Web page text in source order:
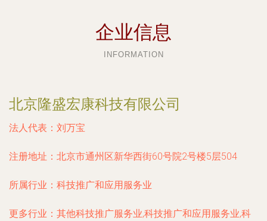
企业信息
INFORMATION
北京隆盛宏康科技有限公司
法人代表： 刘万宝
注册地址： 北京市通州区新华西街60号院2号楼5层504
所属行业： 科技推广和应用服务业
更多行业： 其他科技推广服务业,科技推广和应用服务业,科